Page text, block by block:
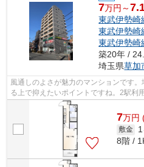
7万円～
東武伊勢崎
東武伊勢崎
東武伊勢崎
築20年 /
埼玉県草加
風通しのよさが魅力のマンションです
る上で抑えたいポイントですね。2駅利
に応じて経路を選択できます。共用部に
7万円
敷金
8階 /